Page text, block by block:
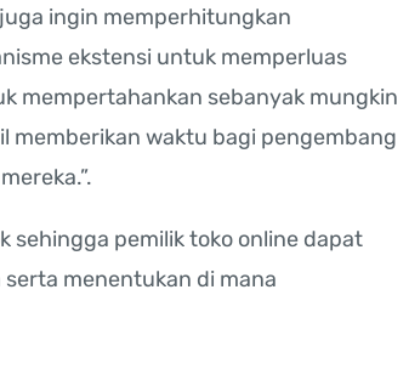
ingin memperhitungkan
ekstensi untuk memperluas
mempertahankan sebanyak mungkin
memberikan waktu bagi pengembang
sehingga pemilik toko online dapat
menentukan di mana